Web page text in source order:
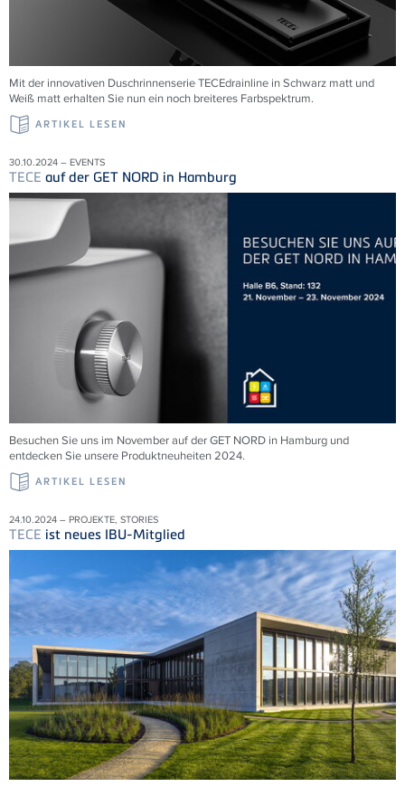
Mit der innovativen DuschrinnenserieTECEdrainline in Schwarz matt und
Weiß matt erhalten Sie nun ein noch breiteres Farbspektrum.
ARTIKEL LESEN
30.10.2024 – EVENTS
TECE auf der GET NORD in Hamburg
Besuchen Sie uns im November auf der GET NORD in Hamburg und
entdecken Sie unsere Produktneuheiten 2024.
ARTIKEL LESEN
24.10.2024 – PROJEKTE, STORIES
TECE ist neues IBU-Mitglied